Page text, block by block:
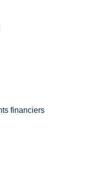
financiers